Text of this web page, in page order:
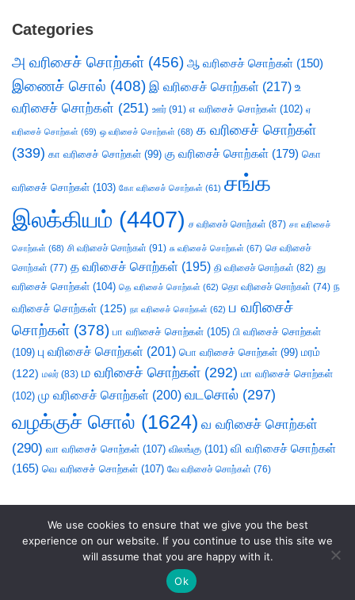
Categories
அ வரிசைச் சொற்கள் (456) ஆ வரிசைச் சொற்கள் (150)
இணைச் சொல் (408) இ வரிசைச் சொற்கள் (217) உ
வரிசைச் சொற்கள் (251) ஊர் (91) எ வரிசைச் சொற்கள் (102) ஏ
வரிசைச் சொற்கள் (69) ஒ வரிசைச் சொற்கள் (68) க வரிசைச் சொற்கள்
(339) கா வரிசைச் சொற்கள் (99) கு வரிசைச் சொற்கள் (179) கொ
வரிசைச் சொற்கள் (103) கோ வரிசைச் சொற்கள் (61) சங்க
இலக்கியம் (4407) ச வரிசைச் சொற்கள் (87) சா வரிசைச்
சொற்கள் (68) சி வரிசைச் சொற்கள் (91) சு வரிசைச் சொற்கள் (67) செ வரிசைச்
சொற்கள் (77) த வரிசைச் சொற்கள் (195) தி வரிசைச் சொற்கள் (82) து
வரிசைச் சொற்கள் (104) தெ வரிசைச் சொற்கள் (62) தொ வரிசைச் சொற்கள் (74) ந
வரிசைச் சொற்கள் (125) நா வரிசைச் சொற்கள் (62) ப வரிசைச்
சொற்கள் (378) பா வரிசைச் சொற்கள் (105) பி வரிசைச் சொற்கள்
(109) பு வரிசைச் சொற்கள் (201) பொ வரிசைச் சொற்கள் (99) மரம்
(122) மலர் (83) ம வரிசைச் சொற்கள் (292) மா வரிசைச் சொற்கள்
(102) மு வரிசைச் சொற்கள் (200) வடசொல் (297)
வழக்குச் சொல் (1624) வ வரிசைச் சொற்கள்
(290) வா வரிசைச் சொற்கள் (107) விலங்கு (101) வி வரிசைச் சொற்கள்
(165) வெ வரிசைச் சொற்கள் (107) வே வரிசைச் சொற்கள் (76)
சொலல்வல்லன்|நல்லாயன்
We use cookies to ensure that we give you the best
experience on our website. If you continue to use this site we
will assume that you are happy with it.
Ok